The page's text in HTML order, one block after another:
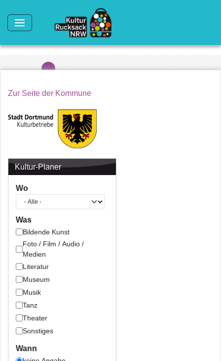
Zur Seite der Kommune
Kultur-Planer
Wo
Was
Bildende Kunst
Foto / Film / Audio /
Medien
Literatur
Museum
Musik
Tanz
Theater
Sonstiges
Wann